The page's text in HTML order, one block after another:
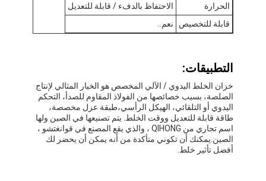
منزل
المنتجات
جولة في المعمل
ضبط الجودة
اتصل بنا
الحرارة
الاحتفاظ بالدفء / قابلة للتعديل
قابلة للتخصيص
نعم..
التطبيقات:
خزان الخلط اليدوي / الآلي المخصص هو الخيار المثالي لإنتاج
الصلصة، بسبب خصائصها من الفولاذ المقاوم للصدأ، التحكم
اليدوي أو التلقائي، الهيكل الرأسي،طبقة عزل مخصصة،
طاقة قابلة للتعديل ووقت الخلط. يتم تصنيعها في الصين ولها
اسم تجاري من QIHONG ، والذي يقع المصنع في قوانغتشو ،
الصين.يمكنك أن تكوني متأكدة من أنه يمكن أن يحضر لك
أفضل تأثير خلط.